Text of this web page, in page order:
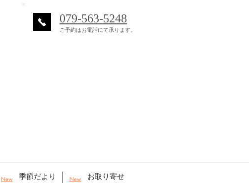
079-563-5248
ご予約はお電話にて承ります。
季節だより
New New お取り寄せ